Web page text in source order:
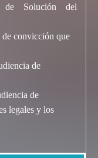
de Solución del
convicción que
de
de
legales y los